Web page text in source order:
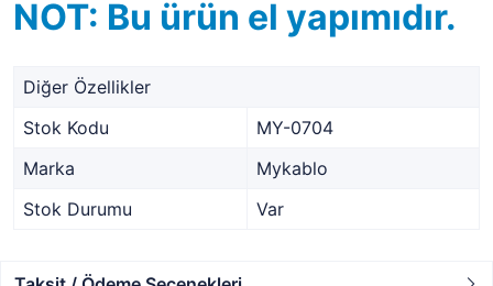
NOT: Bu ürün el yapımıdır.
Diğer Özellikler
Stok Kodu
MY-0704
Marka
Mykablo
Stok Durumu
Var